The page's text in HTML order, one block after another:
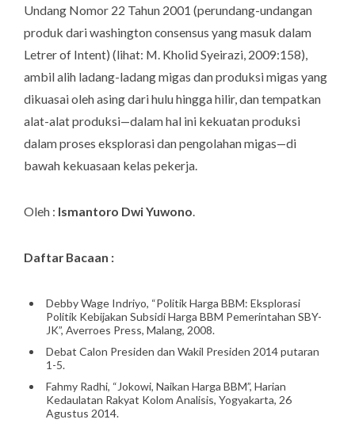
Undang Nomor 22 Tahun 2001 (perundang-undangan
produk dari washington consensus yang masuk dalam
Letrer of Intent) (lihat: M. Kholid Syeirazi, 2009:158),
ambil alih ladang-ladang migas dan produksi migas yang
dikuasai oleh asing dari hulu hingga hilir, dan tempatkan
alat-alat produksi—dalam hal ini kekuatan produksi
dalam proses eksplorasi dan pengolahan migas—di
bawah kekuasaan kelas pekerja.
Oleh : Ismantoro Dwi Yuwono.
Daftar Bacaan :
Debby Wage Indriyo, “Politik Harga BBM: Eksplorasi
Politik Kebijakan Subsidi Harga BBM Pemerintahan SBY-
JK”, Averroes Press, Malang, 2008.
Debat Calon Presiden dan Wakil Presiden 2014 putaran
1-5.
Fahmy Radhi, “Jokowi, Naikan Harga BBM”, Harian
Kedaulatan Rakyat Kolom Analisis, Yogyakarta, 26
Agustus 2014.